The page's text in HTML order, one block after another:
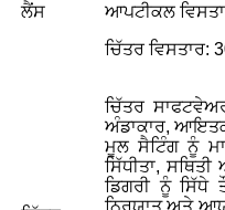
ਲੈਂਸ
ਆਪਟੀਕਲ
ਚਿੱਤਰ ਵਿਸਤਾਰ:
ਚਿੱਤਰ
ਅੰਡਾਕਾਰ,
ਮੂਲ ਸੈਟਿੰਗ ਨੂੰ
ਸਿੱਧੀਤਾ,
ਡਿਗਰੀ ਨੂੰ ਸਿੱਧੇ
ਨਿਰਯਾਤ ਅਤੇ